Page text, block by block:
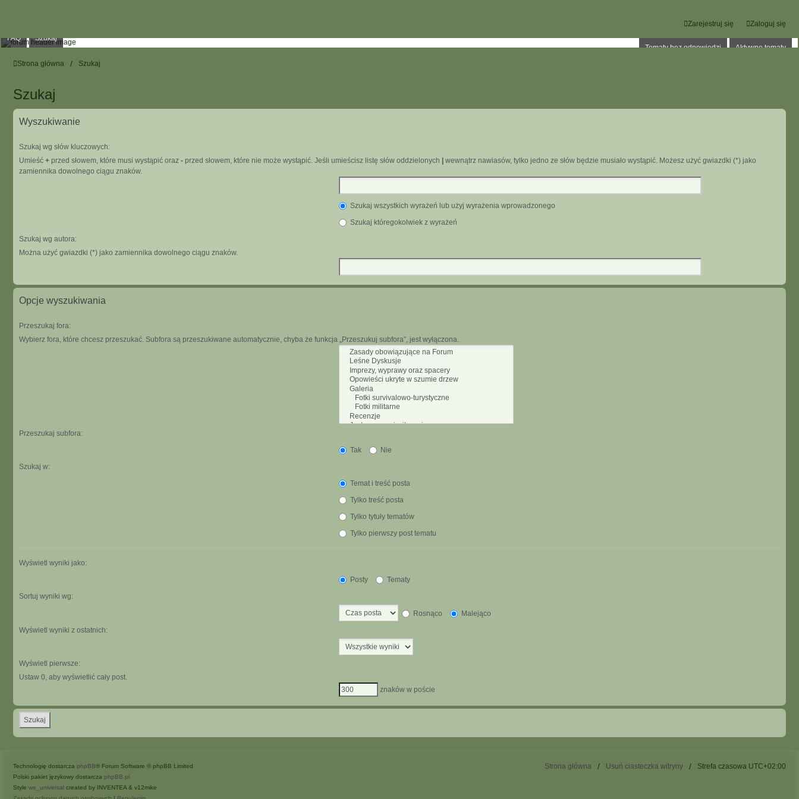
Zaloguj się
Zarejestruj się
Tematy bez odpowiedzi Aktywne tematy
FAQ Szukaj
Strona główna Szukaj
Szukaj
Wyszukiwanie
Szukaj wg słów kluczowych:
Umieść + przed słowem, które musi wystąpić oraz - przed słowem, które nie może wystąpić. Jeśli umieścisz listę słów oddzielonych
wewnątrz nawiasów, tylko jedno ze słów będzie musiało wystąpić. Możesz użyć gwiazdki (*) jako
zamiennika dowolnego ciągu znaków.
Szukaj wszystkich wyrażeń lub użyj wyrażenia wprowadzonego
Szukaj któregokolwiek z wyrażeń
Szukaj wg autora:
Można użyć gwiazdki (*) jako zamiennika dowolnego ciągu znaków.
Opcje wyszukiwania
Przeszukaj fora:
Wybierz fora, które chcesz przeszukać. Subfora są przeszukiwane automatycznie, chyba że funkcja „Przeszukuj subfora”, jest wyłączona.
Przeszukaj subfora:
Tak
Nie
Szukaj w:
Temat i treść posta
Tylko treść posta
Tylko tytuły tematów
Tylko pierwszy post tematu
Wyświetl wyniki jako:
Posty
Tematy
Sortuj wyniki wg:
Rosnąco
Malejąco
Wyświetl wyniki z ostatnich:
Wyświetl pierwsze:
Ustaw 0, aby wyświetlić cały post.
znaków w poście
Strona główna Usuń ciasteczka witryny Strefa czasowa UTC+02:00
Technologię dostarcza phpBB® Forum Software © phpBB Limited
Polski pakiet językowy dostarcza phpBB.pl
Style we_universal created by INVENTEA & v12mike